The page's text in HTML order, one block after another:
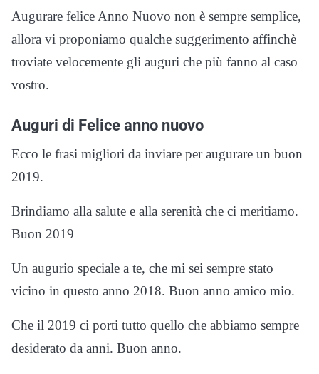
Augurare felice Anno Nuovo non è sempre semplice,
allora vi proponiamo qualche suggerimento affinchè
troviate velocemente gli auguri che più fanno al caso
vostro.
Auguri di Felice anno nuovo
Ecco le frasi migliori da inviare per augurare un buon
2019.
Brindiamo alla salute e alla serenità che ci meritiamo.
Buon 2019
Un augurio speciale a te, che mi sei sempre stato
vicino in questo anno 2018. Buon anno amico mio.
Che il 2019 ci porti tutto quello che abbiamo sempre
desiderato da anni. Buon anno.